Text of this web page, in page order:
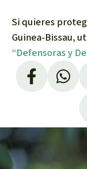
Si quieres
Guinea-Bissau,
“Defensoras y